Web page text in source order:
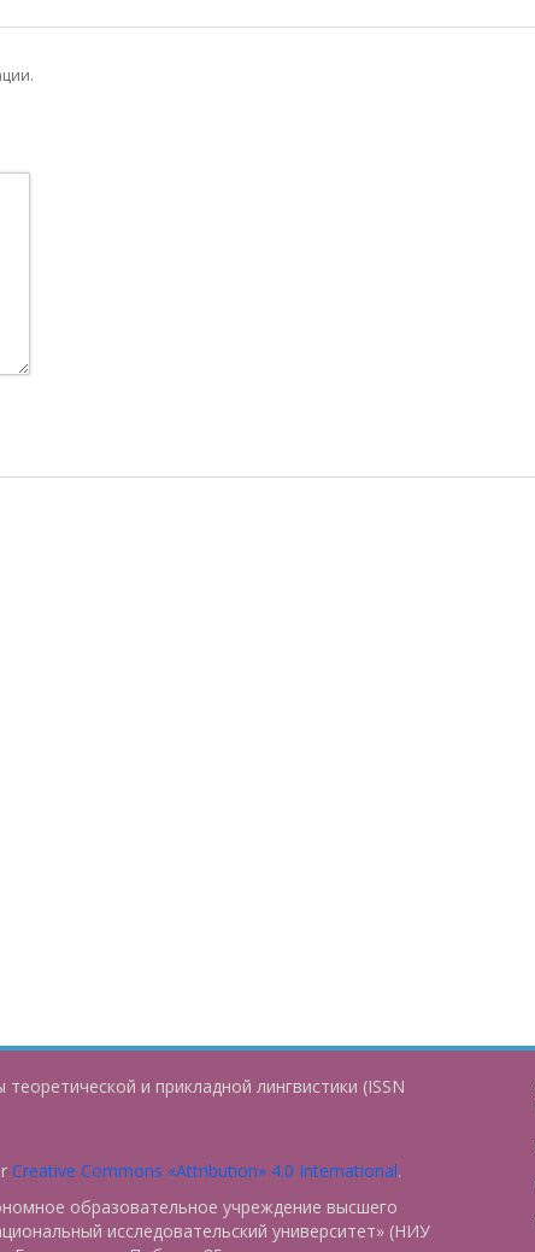
и прикладной лингвистики (ISSN
Creative Commons «Attribution» 4.0 International.
образовательное учреждение высшего
исследовательский университет» (НИУ